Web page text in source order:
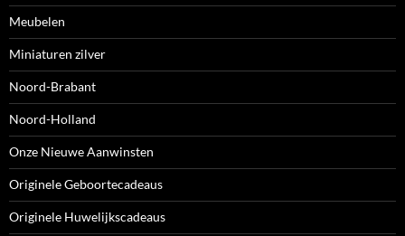
Meubelen
Miniaturen zilver
Noord-Brabant
Noord-Holland
Onze Nieuwe Aanwinsten
Originele Geboortecadeaus
Originele Huwelijkscadeaus